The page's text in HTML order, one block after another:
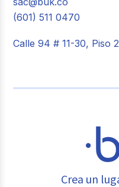
(601) 511 0470
Calle 94 # 11-30, Piso
Crea un